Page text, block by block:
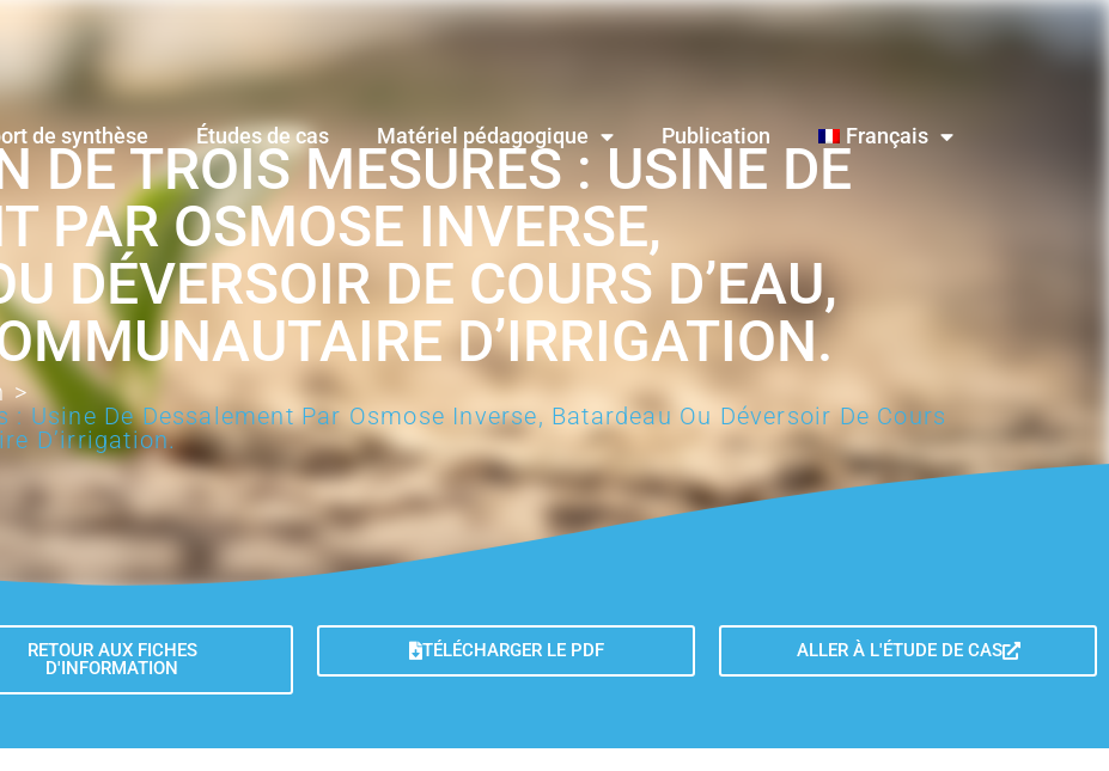
de synthèse Études de cas Matériel pédagogique Publication Français
DE TROIS MESURES : USINE DE
PAR OSMOSE INVERSE,
DÉVERSOIR DE COURS D’EAU,
D’IRRIGATION.
>
Usine De Dessalement Par Osmose Inverse, Batardeau Ou Déversoir De Cours
D’irrigation.
RETOUR AUX FICHES
D'INFORMATION
TÉLÉCHARGER LE PDF ALLER À L'ÉTUDE DE CAS